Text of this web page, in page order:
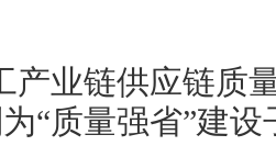
产业链供应链质
“质量强省”建设